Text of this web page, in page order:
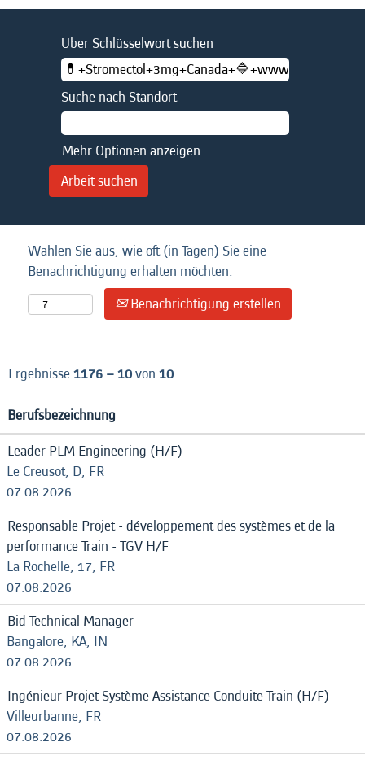
Über Schlüsselwort suchen
Suche nach Standort
Mehr Optionen anzeigen
Wählen Sie aus, wie oft (in Tagen) Sie eine
Benachrichtigung erhalten möchten:
Benachrichtigung erstellen
Ergebnisse1176 – 10von 10
Berufsbezeichnung
Leader PLM Engineering (H/F)
Le Creusot, D, FR
07.08.2026
Responsable Projet - développement des systèmes et de la
performance Train - TGV H/F
La Rochelle, 17, FR
07.08.2026
Bid Technical Manager
Bangalore, KA, IN
07.08.2026
Ingénieur Projet Système Assistance Conduite Train (H/F)
Villeurbanne, FR
07.08.2026